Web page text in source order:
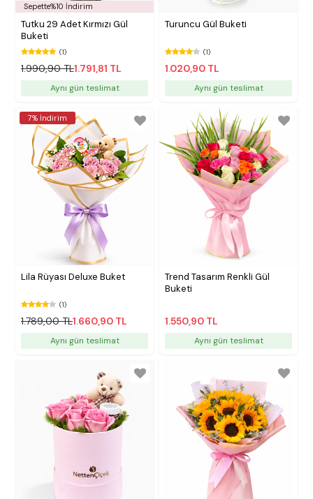
Sepette%10 İndirim
Tutku 29 Adet Kırmızı Gül
Buketi
(1)
1.990,90 TL1.791,81 TL
Aynı gün teslimat
Turuncu Gül Buketi
(1)
1.020,90 TL
Aynı gün teslimat
7% İndirim
Lila Rüyası Deluxe Buket
(1)
1.789,00 TL1.660,90 TL
Aynı gün teslimat
Trend Tasarım Renkli Gül
Buketi
1.550,90 TL
Aynı gün teslimat